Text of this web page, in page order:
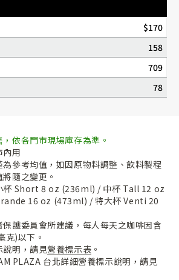
$170
158
709
78
依各門市現場庫存為準。
內用
參考均值，如因原物料調整、飲料製程
隨之變更。
杯 Short 8 oz (236ml) / 中杯 Tall 12 oz
16 oz (473ml) / 特大杯 Venti 20
護委員會所建議，每人每天之咖啡因含
克)以下。
說明，請見營養標示表 。
PLAZA 台北詳細營養標示說明，請見